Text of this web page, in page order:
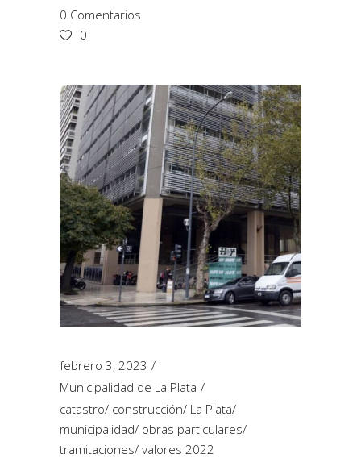
0 Comentarios
0
febrero 3, 2023
Municipalidad de La Plata
catastro/ construcción/ La Plata/
municipalidad/ obras particulares/
tramitaciones/ valores 2022